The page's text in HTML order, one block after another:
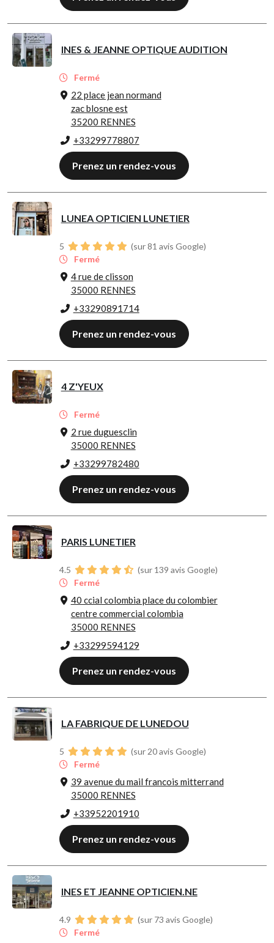
INES & JEANNE OPTIQUE AUDITION
Fermé
22 place jean normand
zac blosne est
35200 RENNES
+33299778807
Prenez un rendez-vous
LUNEA OPTICIEN LUNETIER
5
(sur 81 avis Google)
Fermé
4 rue de clisson
35000 RENNES
+33290891714
Prenez un rendez-vous
4 Z'YEUX
Fermé
2 rue duguesclin
35000 RENNES
+33299782480
Prenez un rendez-vous
PARIS LUNETIER
4.5
(sur 139 avis Google)
Fermé
40 ccial colombia place du colombier
centre commercial colombia
35000 RENNES
+33299594129
Prenez un rendez-vous
LA FABRIQUE DE LUNEDOU
5
(sur 20 avis Google)
Fermé
39 avenue du mail francois mitterrand
35000 RENNES
+33952201910
Prenez un rendez-vous
INES ET JEANNE OPTICIEN.NE
4.9
(sur 73 avis Google)
Fermé